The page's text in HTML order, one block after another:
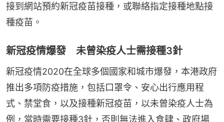
接到網站預約新冠疫苗接種，或聯絡指定接種地點接
種疫苗。
新冠疫情爆發 未曾染疫人士需接種3針
新冠疫情2020在全球多個國家和城市爆發，本港政府
推出多項防疫措施，包括口罩令、安心出行應用程
式、禁堂食，以及接種新冠疫苗，以未曾染疫人士為
例，當時需要接種3針，否則無法進入食肆、政府場